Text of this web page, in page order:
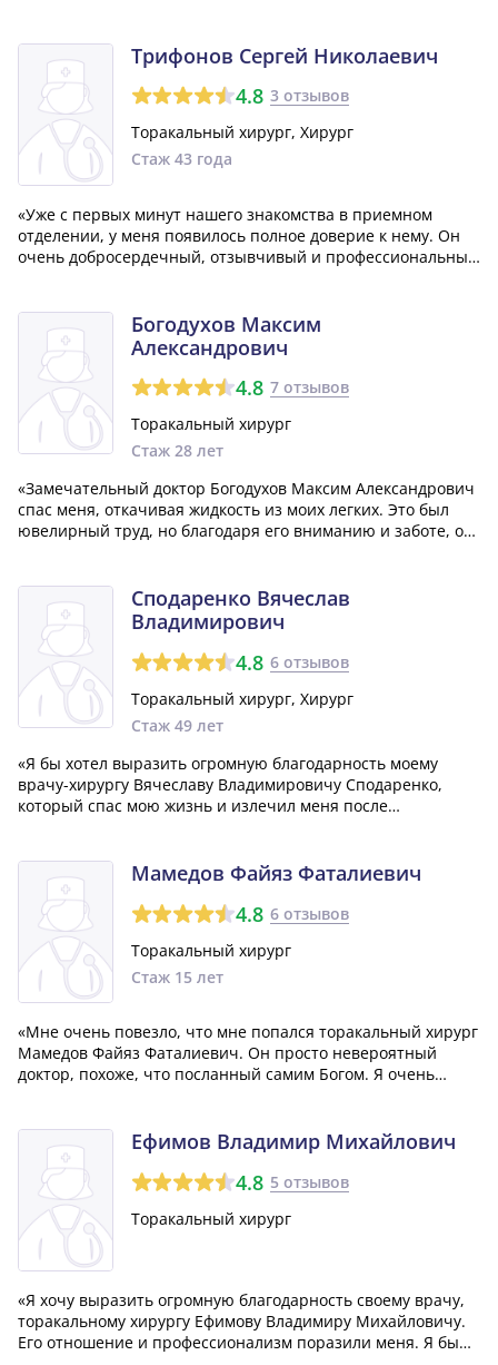
Трифонов Сергей Николаевич
4.8 3 отзывов
Торакальный хирург, Хирург
Стаж 43 года
«Уже с первых минут нашего знакомства в приемном
отделении, у меня появилось полное доверие к нему. Он
очень добросердечный, отзывчивый и профессиональный
отлично. Мне осталось только п...»
Богодухов Максим
Александрович
4.8 7 отзывов
Торакальный хирург
Стаж 28 лет
«Замечательный доктор Богодухов Максим Александрович
спас меня, откачивая жидкость из моих легких. Это был
ювелирный труд, но благодаря его вниманию и заботе, он
на всю жизнь. Огромно...»Сподаренко Вячеслав
Владимирович
4.8 6 отзывов
Торакальный хирург, Хирург
Стаж 49 лет
«Я бы хотел выразить огромную благодарность моему
врачу-хирургу Вячеславу Владимировичу Сподаренко,
который спас мою жизнь и излечил меня после
человеческой жизни делают его одним из лучши...»
Мамедов Файяз Фаталиевич
4.8 6 отзывов
Торакальный хирург
Стаж 15 лет
«Мне очень повезло, что мне попался торакальный хирург
Мамедов Файяз Фаталиевич. Он просто невероятный
доктор, похоже, что посланный самим Богом. Я очень
пальцам. Мамедов Файяз Фатали...»
Ефимов Владимир Михайлович
4.8 5 отзывов
Торакальный хирург
«Я хочу выразить огромную благодарность своему врачу,
торакальному хирургу Ефимову Владимиру Михайловичу.
Его отношение и профессионализм поразили меня. Я бы